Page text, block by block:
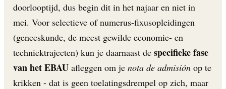
doorlooptijd, dus begin dit in het najaar en niet in
mei. Voor selectieve of numerus-fixusopleidingen
(geneeskunde, de meest gewilde economie- en
techniektrajecten) kun je daarnaast de specifieke fase
van het EBAU afleggen om je nota de admisión op te
krikken - dat is geen toelatingsdrempel op zich, maar